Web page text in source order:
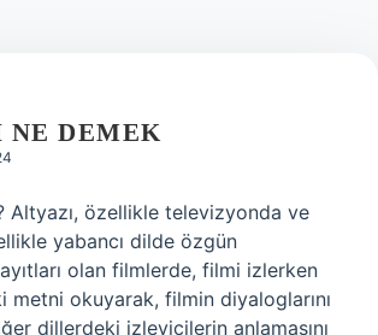
NE DEMEK
Altyazı, özellikle televizyonda ve
yabancı dilde özgün
olan filmlerde, filmi izlerken
metni okuyarak, filmin diyaloglarını
dillerdeki izleyicilerin anlamasını